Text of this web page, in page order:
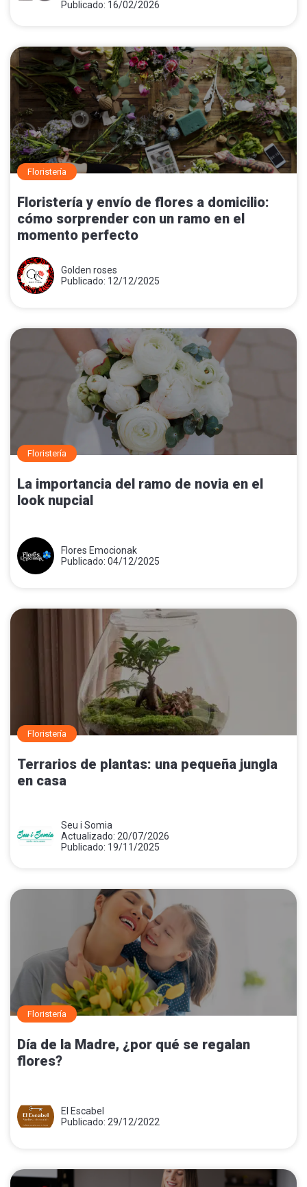
Publicado: 16/02/2026
Floristería
Floristería y envío de flores a domicilio:
cómo sorprender con un ramo en el
momento perfecto
Golden roses
Publicado: 12/12/2025
Floristería
La importancia del ramo de novia en el
look nupcial
Flores Emocionak
Publicado: 04/12/2025
Floristería
Terrarios de plantas: una pequeña jungla
en casa
Seu i Somia
Actualizado: 20/07/2026
Publicado: 19/11/2025
Floristería
Día de la Madre, ¿por qué se regalan
flores?
El Escabel
Publicado: 29/12/2022